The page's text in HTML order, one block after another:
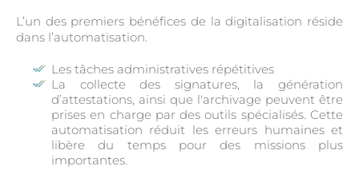
L’un des premiers bénéfices de la digitalisation réside
dans l’automatisation.
Les tâches administratives répétitives
La collecte des signatures, la génération
d’attestations, ainsi que l'archivage peuvent être
prises en charge par des outils spécialisés. Cette
automatisation réduit les erreurs humaines et
libère du temps pour des missions plus
importantes.